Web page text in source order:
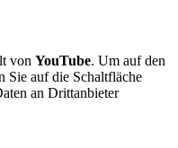
von YouTube. Um auf den
Sie auf die Schaltfläche
an Drittanbieter